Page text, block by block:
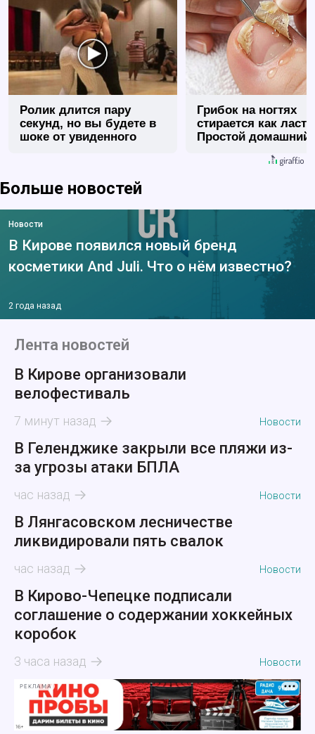
Ролик длится пару
секунд, но вы будете в
шоке от увиденного
Грибок на ногтях
стирается как
Простой домашний
Больше новостей
Новости
В Кирове появился новый бренд
косметики And Juli. Что о нём известно?
2 года назад
Лента новостей
В Кирове организовали
велофестиваль
7 минут назад Новости
В Геленджике закрыли все пляжи из-
за угрозы атаки БПЛА
час назад Новости
В Лянгасовском лесничестве
ликвидировали пять свалок
час назад Новости
В Кирово-Чепецке подписали
соглашение о содержании хоккейных
коробок
3 часа назад Новости
РЕКЛАМА